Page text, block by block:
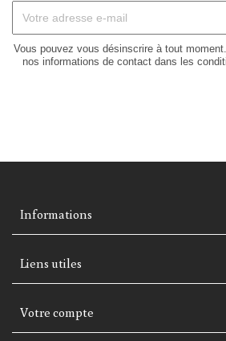
Vous pouvez vous désinscrire à tout
nos informations de contact dans les
Informations
Liens utiles
Votre compte